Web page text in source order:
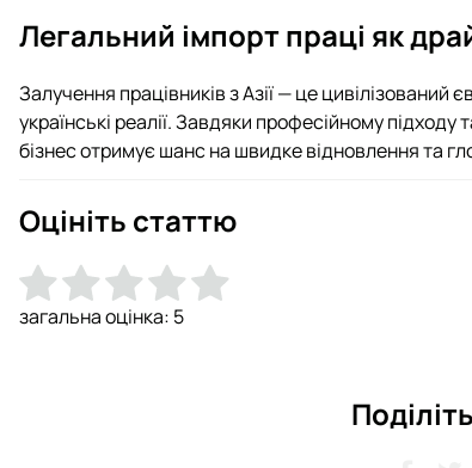
Легальний імпорт праці як
Залучення працівників з Азії — це
українські реалії. Завдяки професійному
бізнес отримує шанс на швидке відновлення та
Оцініть статтю
загальна оцінка: 5